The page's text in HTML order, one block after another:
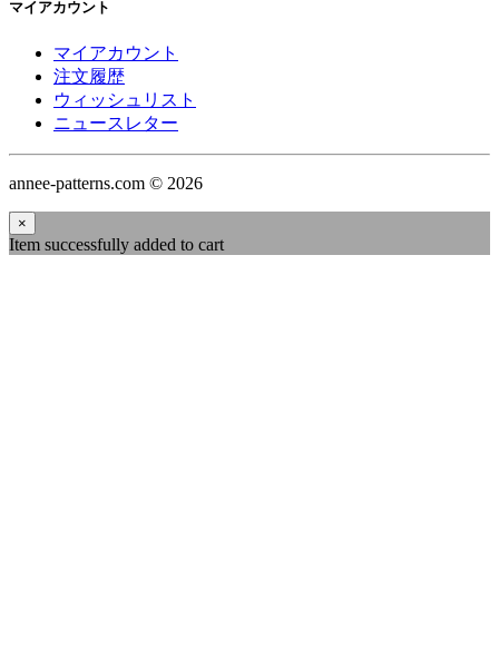
マイアカウント
マイアカウント
注文履歴
ウィッシュリスト
ニュースレター
annee-patterns.com © 2026
×
Item successfully added to cart